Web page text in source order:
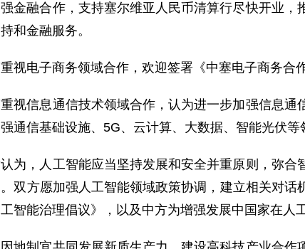
金融合作，支持塞尔维亚人民币清算行尽快开业
和金融服务。
视电子商务领域合作，欢迎签署《中塞电子商务合
视信息通信技术领域合作，认为进一步加强信息
通信基础设施、5G、云计算、大数据、智能光伏
为，人工智能应当坚持发展和安全并重原则，弥
双方愿加强人工智能领域政策协调，建立相关对
智能治理倡议》，以及中方为增强发展中国家在人